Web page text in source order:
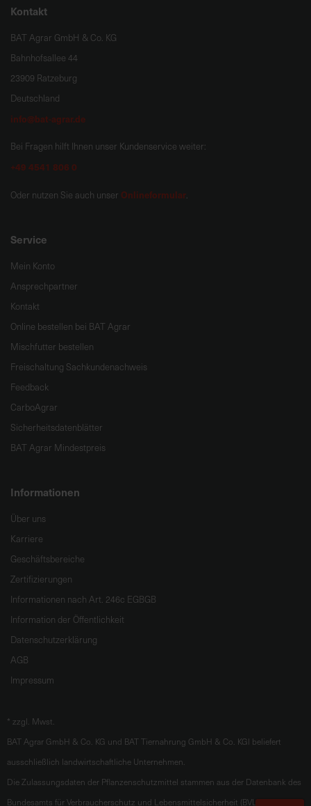
Kontakt
BAT Agrar GmbH & Co. KG
Bahnhofsallee 44
23909 Ratzeburg
Deutschland
info@bat-agrar.de
Bei Fragen hilft Ihnen unser Kundenservice weiter:
+49 4541 806 0
Oder nutzen Sie auch unser Onlineformular.
Service
Mein Konto
Ansprechpartner
Kontakt
Online bestellen bei BAT Agrar
Mischfutter bestellen
Freischaltung Sachkundenachweis
Feedback
CarboAgrar
Sicherheitsdatenblätter
BAT Agrar Mindestpreis
Informationen
Über uns
Karriere
Geschäftsbereiche
Zertifizierungen
Informationen nach Art. 246c EGBGB
Information der Öffentlichkeit
Datenschutzerklärung
AGB
Impressum
* zzgl. Mwst.
BAT Agrar GmbH & Co. KG und BAT Tiernahrung GmbH & Co. KGl beliefert
ausschließlich landwirtschaftliche Unternehmen.
Die Zulassungsdaten der Pflanzenschutzmittel stammen aus der Datenbank des
Bundesamts für Verbraucherschutz und Lebensmittelsicherheit (BVL).